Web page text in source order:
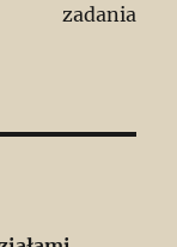
zadania